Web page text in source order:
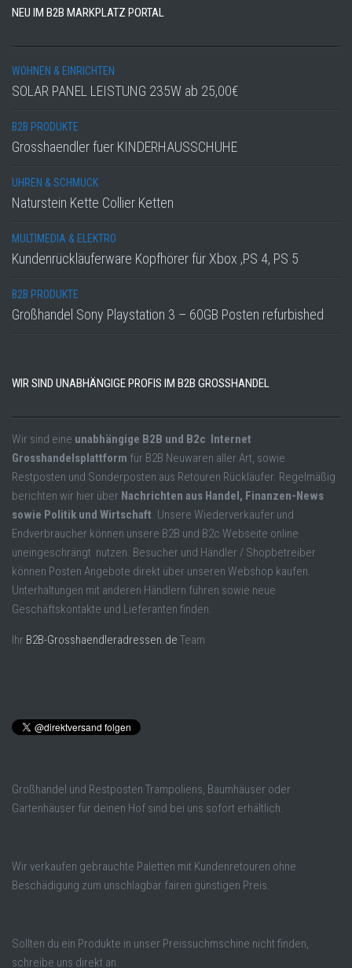
NEU IM B2B MARKPLATZ PORTAL
WOHNEN & EINRICHTEN
SOLAR PANEL LEISTUNG 235W ab 25,00€
B2B PRODUKTE
Grosshaendler fuer KINDERHAUSSCHUHE
UHREN & SCHMUCK
Naturstein Kette Collier Ketten
MULTIMEDIA & ELEKTRO
Kundenrückläuferware Kopfhörer für Xbox ,PS 4, PS 5
B2B PRODUKTE
Großhandel Sony Playstation 3 – 60GB Posten refurbished
WIR SIND UNABHÄNGIGE PROFIS IM B2B GROSSHANDEL
Wir sind eine unabhängige B2B und B2c Internet
Grosshandelsplattform für B2B Neuwaren aller Art, sowie
Restposten und Sonderposten aus Retouren Rückläufer. Regelmäßig
berichten wir hier über Nachrichten aus Handel, Finanzen-News
sowie Politik und Wirtschaft. Unsere Wiederverkäufer und
Endverbraucher können unsere B2B und B2c Webseite online
uneingeschrängt nutzen. Besucher und Händler / Shopbetreiber
können Posten Angebote direkt über unseren Webshop kaufen.
Unterhaltungen mit anderen Händlern führen sowie neue
Geschäftskontakte und Lieferanten finden.
Ihr B2B-Grosshaendleradressen.de Team
Großhandel und Restposten Trampoliens, Baumhäuser oder
Gartenhäuser für deinen Hof sind bei uns sofort erhältlich.
Wir verkaufen gebrauchte Paletten mit Kundenretouren ohne
Beschädigung zum unschlagbar fairen günstigen Preis.
Sollten du ein Produkte in unser Preissuchmschine nicht finden,
schreibe uns direkt an.